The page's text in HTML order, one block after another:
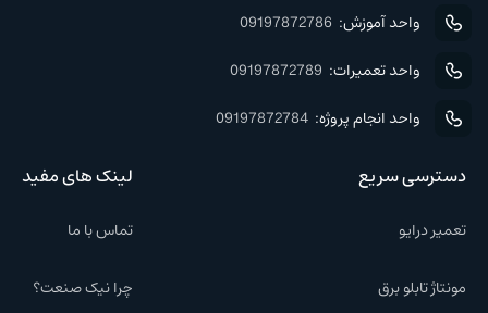
واحد آموزش: 09197872786
واحد تعمیرات: 09197872789
واحد انجام پروژه: 09197872784
دسترسی سریع
تعمیر درایو
مونتاژ تابلو برق
لینک های مفید
تماس با ما
چرا نیک صنعت؟